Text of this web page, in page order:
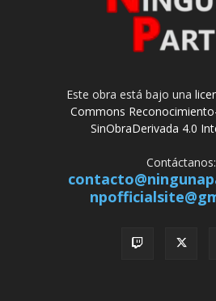
Este obra está bajo una
Commons
SinObraDerivada 4.0
Contáctanos: